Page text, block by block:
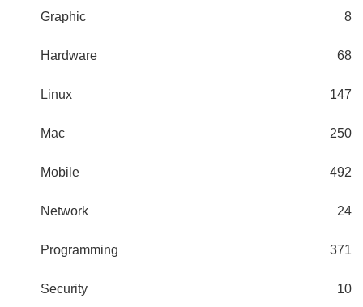
Graphic 8
Hardware 68
Linux 147
Mac 250
Mobile 492
Network 24
Programming 371
Security 10